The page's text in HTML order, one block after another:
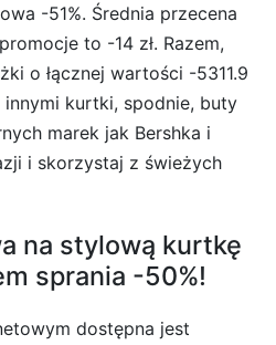
-51%. Średnia przecena
to -14 zł. Razem,
o łącznej wartości -5311.9
innymi kurtki, spodnie, buty
marek jak Bershka i
i skorzystaj z świeżych
na stylową kurtkę
sprania -50%!
dostępna jest